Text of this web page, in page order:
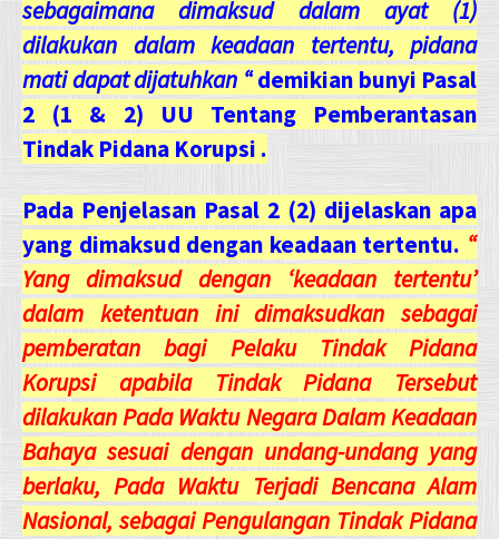
sebagaimana dimaksud dalam ayat (1)
dilakukan dalam keadaan tertentu, pidana
mati dapat dijatuhkan “demikian bunyi Pasal
2 (1 & 2) UU Tentang Pemberantasan
Tindak Pidana Korupsi .
Pada Penjelasan Pasal 2 (2) dijelaskan apa
yang dimaksud dengan keadaan tertentu. “
Yang dimaksud dengan ‘keadaan tertentu’
dalam ketentuan ini dimaksudkan sebagai
pemberatan bagi Pelaku Tindak Pidana
Korupsi apabila Tindak Pidana Tersebut
dilakukan Pada Waktu Negara Dalam Keadaan
Bahaya sesuai dengan undang-undang yang
berlaku, Pada Waktu Terjadi Bencana Alam
Nasional, sebagai Pengulangan Tindak Pidana